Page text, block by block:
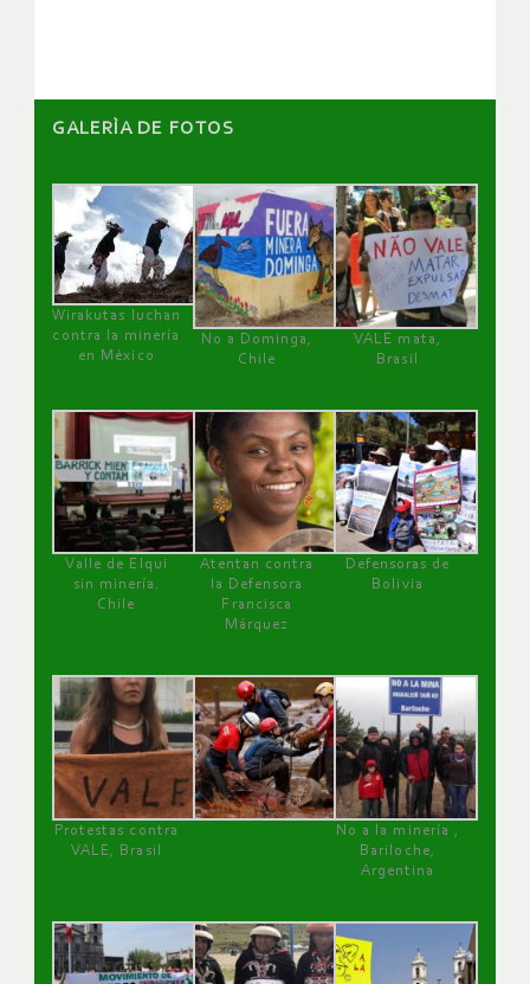
GALERÌA DE FOTOS
Wirakutas luchan
contra la minería
en México
No a Dominga,
Chile
VALE mata,
Brasil
Valle de Elqui
sin minería.
Chile
Atentan contra
la Defensora
Francisca
Márquez
Defensoras de
Bolivia
Protestas contra
VALE, Brasil
No a la minería ,
Bariloche,
Argentina